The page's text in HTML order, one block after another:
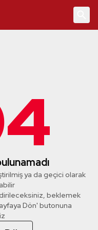
ya da geçici olarak
beklemek
Dön' butonuna